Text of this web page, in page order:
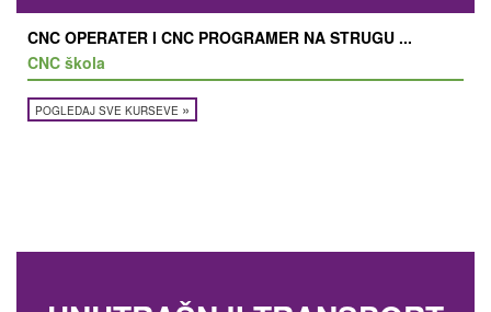
CNC OPERATER I CNC PROGRAMER NA STRUGU ...
CNC škola
POGLEDAJ SVE KURSEVE »